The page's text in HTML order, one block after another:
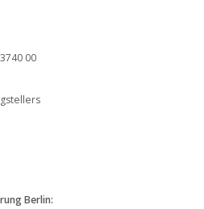
00
Berlin: